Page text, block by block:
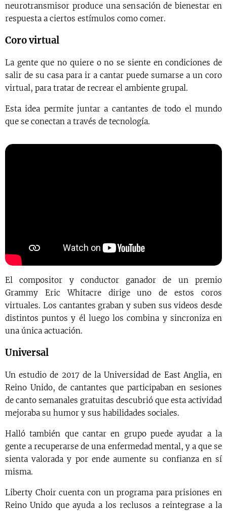
neurotransmisor produce una sensación de bienestar en
respuesta a ciertos estímulos como comer.
Coro virtual
La gente que no quiere o no se siente en condiciones de
salir de su casa para ir a cantar puede sumarse a un coro
virtual, para tratar de recrear el ambiente grupal.
Esta idea permite juntar a cantantes de todo el mundo
que se conectan a través de tecnología.
El compositor y conductor ganador de un premio
Grammy Eric Whitacre dirige uno de estos coros
virtuales. Los cantantes graban y suben sus videos desde
distintos puntos y él luego los combina y sincroniza en
una única actuación.
Universal
Un estudio de 2017 de la Universidad de East Anglia, en
Reino Unido, de cantantes que participaban en sesiones
de canto semanales gratuitas descubrió que esta actividad
mejoraba su humor y sus habilidades sociales.
Halló también que cantar en grupo puede ayudar a la
gente a recuperarse de una enfermedad mental, y a que se
sienta valorada y por ende aumente su confianza en sí
misma.
Liberty Choir cuenta con un programa para prisiones en
Reino Unido que ayuda a los reclusos a reintegrase a la